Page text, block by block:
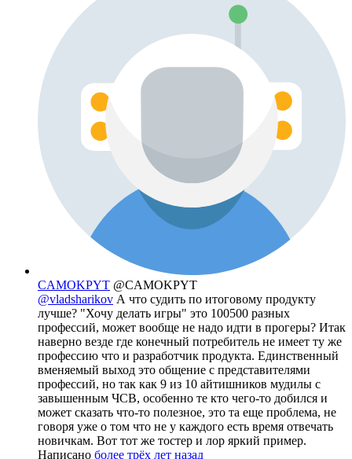
CAMOKPYT @CAMOKPYT
@vladsharikov А что судить по итоговому продукту
лучше? "Хочу делать игры" это 100500 разных
профессий, может вообще не надо идти в прогеры? Итак
наверно везде где конечный потребитель не имеет ту же
профессию что и разработчик продукта. Единственный
вменяемый выход это общение с представителями
профессий, но так как 9 из 10 айтишников мудилы с
завышенным ЧСВ, особенно те кто чего-то добился и
может сказать что-то полезное, это та еще проблема, не
говоря уже о том что не у каждого есть время отвечать
новичкам. Вот тот же тостер и лор яркий пример.
Написано более трёх лет назад